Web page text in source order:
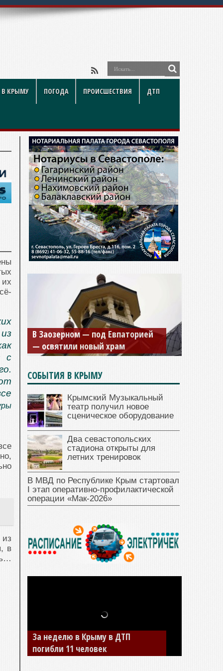
КРЫМУ ПОГОДА ПРОИСШЕСТВИЯ ДТП
их
с
в
В Заозерном — под Евпаторией
— освятили новый храм
СОБЫТИЯ В КРЫМУ
Крымский Музыкальный
театр получил новое
сценическое оборудование
Два севастопольских
стадиона открыты для
летних тренировок
В МВД по Республике Крым стартовал
I этап оперативно‑профилактической
операции «Мак‑2026»
За неделю в Крыму в ДТП
погибли 11 человек